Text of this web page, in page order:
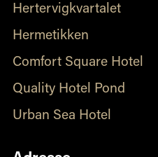
Hertervigkvartalet
Hermetikken
Comfort Square Hotel
Quality Hotel Pond
Urban Sea Hotel